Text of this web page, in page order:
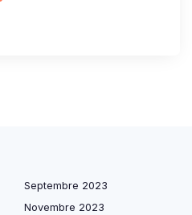
Septembre 2023
Novembre 2023